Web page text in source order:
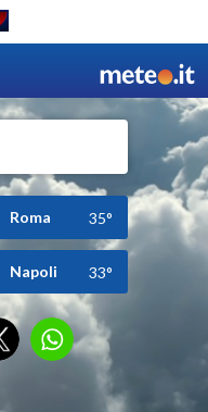
Roma 35°
Napoli 33°